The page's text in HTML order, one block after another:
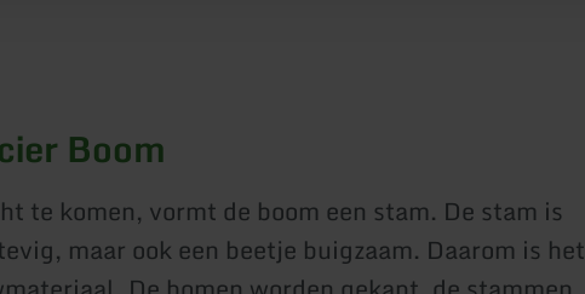
Boom
te komen, vormt de boom een stam. De stam is
maar ook een beetje buigzaam. Daarom is het